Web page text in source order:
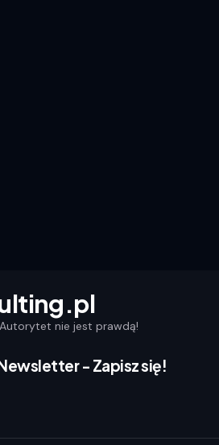
nie jest prawdą!
- Zapisz się!